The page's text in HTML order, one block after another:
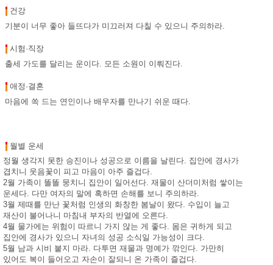
건강
기분이 너무 좋아 들뜨다가 미끄러져 다칠 수 있으니 주의하라.
시험·직장
출세 가도를 달리는 운이다. 모든 소원이 이뤄진다.
애정·결혼
마음에 쏙 드는 연인이나 배우자를 만나기 쉬운 때다.
월별 운세
정월 생각지 못한 승진이나 성공으로 이름을 날린다. 집안에 경사가
겹치니 웃음꽃이 피고 마음이 아주 즐겁다.
2월 가족이 똘똘 뭉치니 집안이 일어선다. 재물이 산더미처럼 쌓이는
운세다. 다만 여자의 말에 혹하면 손해를 보니 주의하라.
3월 제때를 만난 꽃처럼 인생의 화창한 봄날이 왔다. 수입이 늘고
재산이 불어나니 마침내 부자의 반열에 오른다.
4월 물가에는 위험이 따르니 가지 않는 게 좋다. 몸은 귀하게 되고
집안에 경사가 있으니 자녀의 성공 소식일 가능성이 크다.
5월 남과 시비 붙지 마라. 다투면 재물과 명예가 깎인다. 가만히
있어도 복이 들어오고 자손이 잘되니 온 가족이 즐겁다.